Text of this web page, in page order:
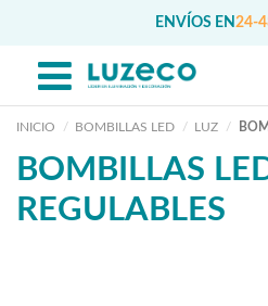
ENVÍOS EN 24-
INICIO BOMBILLAS LED LUZ
BOMBILLAS
REGULABLES